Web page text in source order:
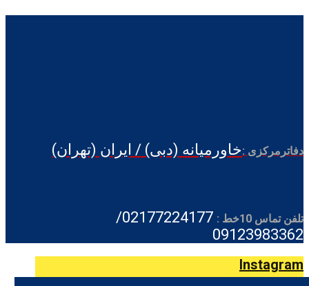
دفاترمرکزی :خاورمیانه (دبی) / ایران (تهران)
تلفن تماس 10خط :
02177224177/
09123983362
Instagram